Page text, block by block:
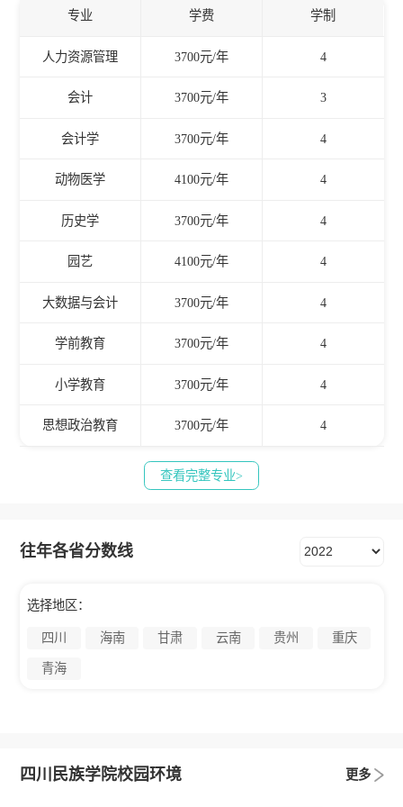
专业 学费 学制
人力资源管理 3700元/年 4
会计 3700元/年 3
会计学 3700元/年 4
动物医学 4100元/年 4
历史学 3700元/年 4
园艺 4100元/年 4
大数据与会计 3700元/年 4
学前教育 3700元/年 4
小学教育 3700元/年 4
思想政治教育 3700元/年 4
查看完整专业>
往年各省分数线
选择地区：
四川 海南 甘肃 云南 贵州 重庆
青海
四川民族学院校园环境 更多